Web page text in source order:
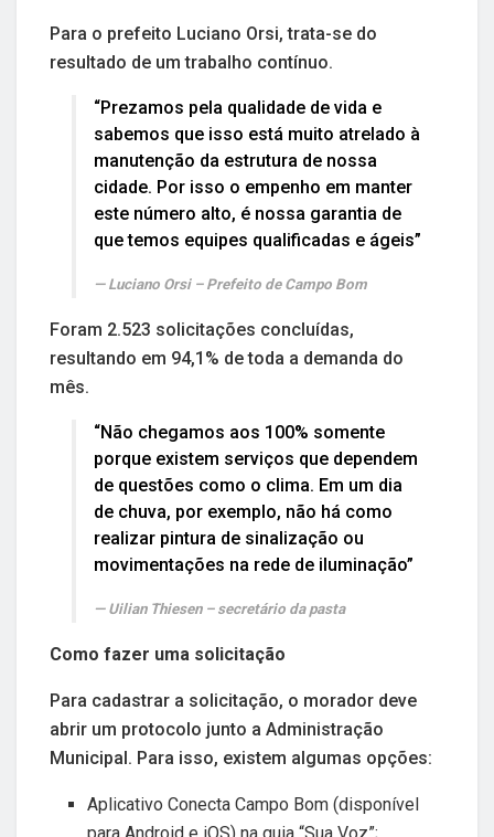
Para o prefeito Luciano Orsi, trata-se do
resultado de um trabalho contínuo.
“Prezamos pela qualidade de vida e
sabemos que isso está muito atrelado à
manutenção da estrutura de nossa
cidade. Por isso o empenho em manter
este número alto, é nossa garantia de
que temos equipes qualificadas e ágeis”
Luciano Orsi – Prefeito de Campo Bom
Foram 2.523 solicitações concluídas,
resultando em 94,1% de toda a demanda do
mês.
“Não chegamos aos 100% somente
porque existem serviços que dependem
de questões como o clima. Em um dia
de chuva, por exemplo, não há como
realizar pintura de sinalização ou
movimentações na rede de iluminação”
Uilian Thiesen – secretário da pasta
Como fazer uma solicitação
Para cadastrar a solicitação, o morador deve
abrir um protocolo junto a Administração
Municipal. Para isso, existem algumas opções:
Aplicativo Conecta Campo Bom (disponível